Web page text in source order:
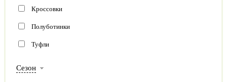
Кроссовки
Полуботинки
Туфли
Сезон